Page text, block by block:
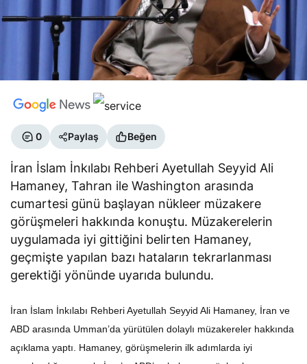
0 Paylaş Beğen
İran İslam İnkılabı Rehberi Ayetullah Seyyid Ali
Hamaney, Tahran ile Washington arasında
cumartesi günü başlayan nükleer müzakere
görüşmeleri hakkında konuştu. Müzakerelerin
uygulamada iyi gittiğini belirten Hamaney,
geçmişte yapılan bazı hataların tekrarlanması
gerektiği yönünde uyarıda bulundu.
İran İslam İnkılabı Rehberi Ayetullah Seyyid Ali Hamaney, İran ve
ABD arasında Umman’da yürütülen dolaylı müzakereler hakkında
açıklama yaptı. Hamaney, görüşmelerin ilk adımlarda iyi